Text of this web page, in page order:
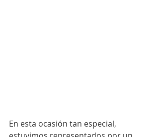
En esta ocasión tan especial,